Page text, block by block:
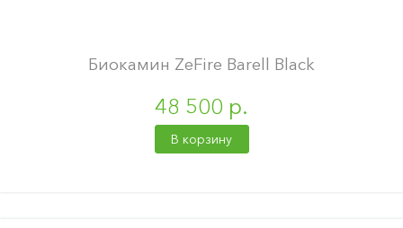
Биокамин ZeFire Barell Black
48 500 р.
В корзину